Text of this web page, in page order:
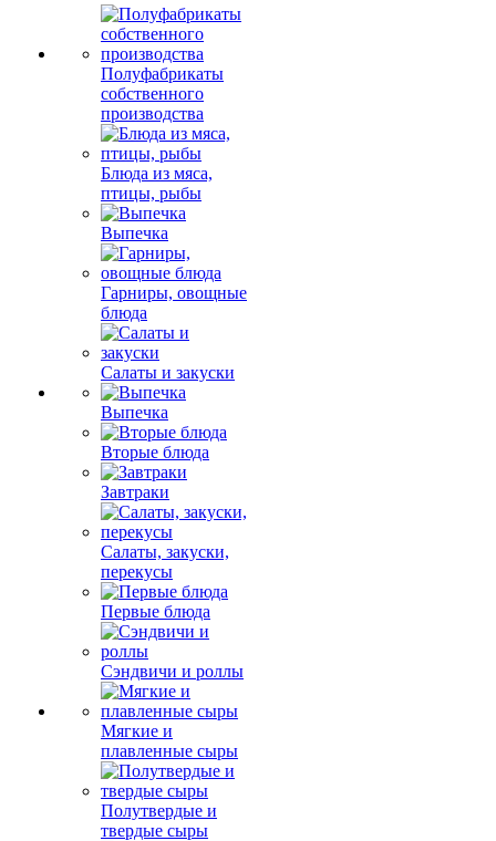
Полуфабрикаты
собственного
производства
Блюда из мяса,
птицы, рыбы
Выпечка
Гарниры, овощные
блюда
Салаты и закуски
Выпечка
Вторые блюда
Завтраки
Салаты, закуски,
перекусы
Первые блюда
Сэндвичи и роллы
Мягкие и
плавленные сыры
Полутвердые и
твердые сыры